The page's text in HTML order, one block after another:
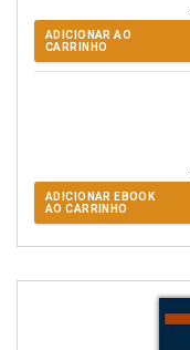
ADICIONAR AO
CARRINHO
ADICIONAR EBOOK
AO CARRINHO